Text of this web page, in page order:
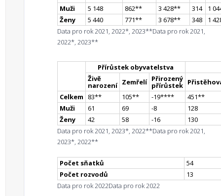
Muži
5 148 862** 3 428** 314
1
Ženy
5 440 771** 3 678** 348
1
Data pro rok 2021, 2022*, 2023**Data pro rok 2021,
2022*, 2023**
Přírůstek obyvatelstva
Živě
narození Zemřelí Přirozený
přírůstek
Celkem
83** 105** -19**** 451**
Muži
61 69 -8
128
Ženy
42 58 -16
130
Data pro rok 2021, 2023*, 2022**Data pro rok 2021,
2023*, 2022**
Počet sňatků
54
Počet rozvodů
13
Data pro rok 2022Data pro rok 2022